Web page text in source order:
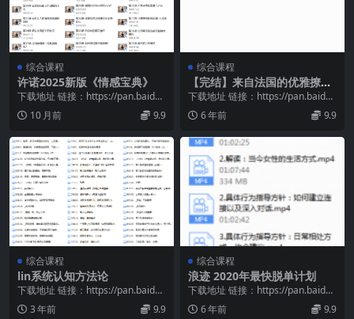
综合课程
许诺2025新版《情感宝典》
下载地址 链接：https://pan.baidu.
com/s/1zr_yNkF...
10 月前 9.9
综合课程
【完结】来自法国的优雅撩妹
课程
下载地址 链接：https://pan.baidu.
com/s/13UM-Pb2...
6 年前 9.9
综合课程
lin系统认知方法论
下载地址 链接：https://pan.baidu.
com/s/1I6WsCyf...
3 年前 9.9
综合课程
浪迹 2020年最快脱单计划
下载地址 链接：https://pan.baidu.
com/s/1WOJJqOX...
6 年前 9.9